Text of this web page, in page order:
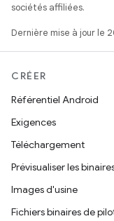
sociétés affiliées.
Dernière mise à jour le
CRÉER
Référentiel Android
Exigences
Téléchargement
Prévisualiser les
Images d'usine
Fichiers binaires de